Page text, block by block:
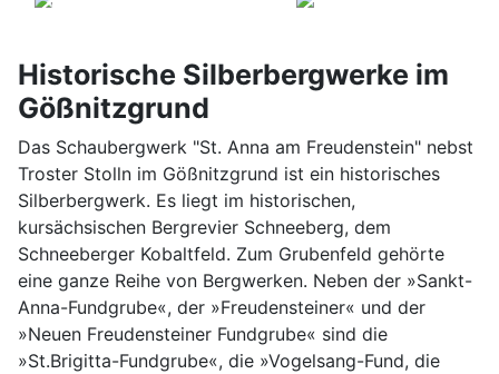
Historische Silberbergwerke im
Gößnitzgrund
Das Schaubergwerk "St. Anna am Freudenstein" nebst
Troster Stolln im Gößnitzgrund ist ein historisches
Silberbergwerk. Es liegt im historischen,
kursächsischen Bergrevier Schneeberg, dem
Schneeberger Kobaltfeld. Zum Grubenfeld gehörte
eine ganze Reihe von Bergwerken. Neben der »Sankt-
Anna-Fundgrube«, der »Freudensteiner« und der
»Neuen Freudensteiner Fundgrube« sind die
»St.Brigitta-Fundgrube«, die »Vogelsang-Fund, die